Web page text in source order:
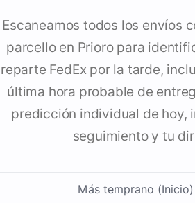
Escaneamos todos los envíos
parcello en Prioro para
reparte FedEx por la tarde,
última hora probable de
predicción individual de hoy,
seguimiento y tu
Más temprano (Inicio)